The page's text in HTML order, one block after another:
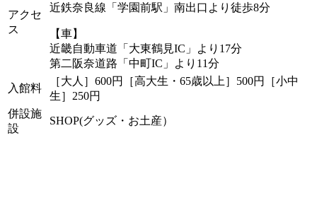
アクセ
ス
近鉄奈良線「学園前駅」南出口より徒歩8分
【車】
近畿自動車道「大東鶴見IC」より17分
第二阪奈道路「中町IC」より11分
入館料
［大人］600円［高大生・65歳以上］500円［小中
生］250円
併設施
設
SHOP(グッズ・お土産）